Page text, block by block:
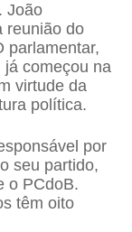
João
reunião do
parlamentar,
começou na
virtude da
política.
por
seu partido,
o PCdoB.
têm oito